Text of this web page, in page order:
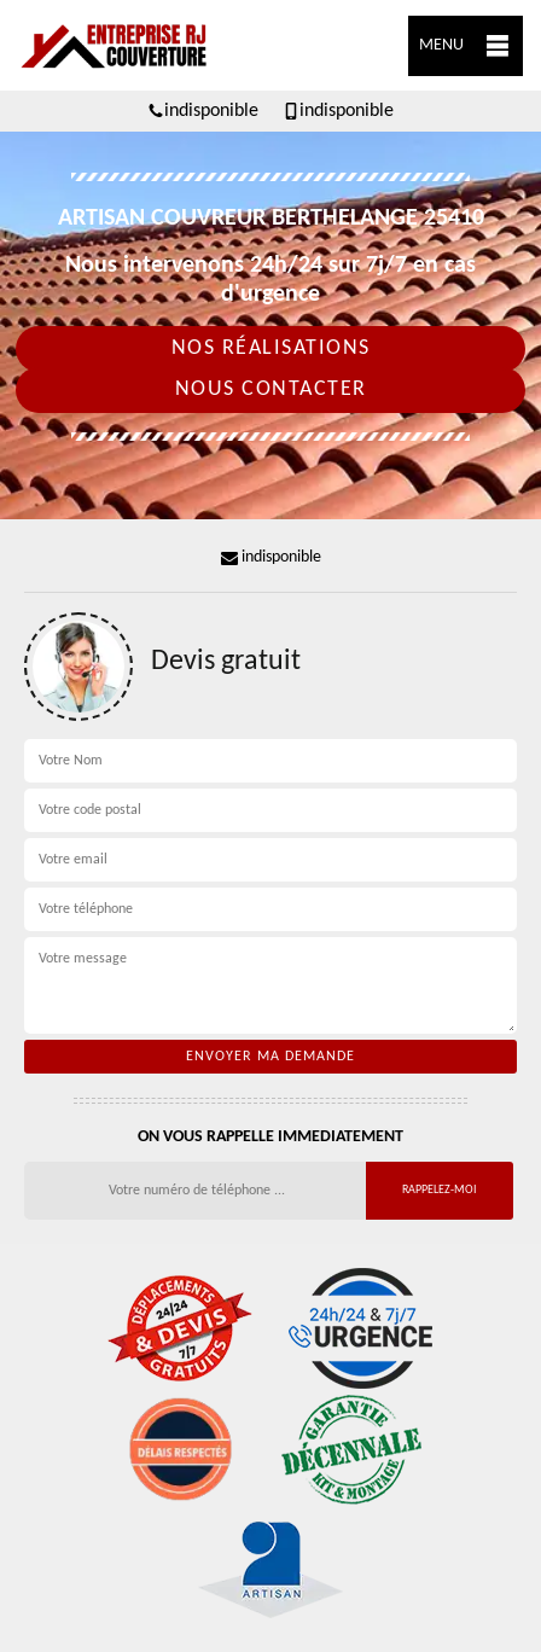
MENU
indisponible indisponible
ARTISAN COUVREUR BERTHELANGE 25410
Nous intervenons 24h/24 sur 7j/7 en cas
d'urgence
NOS RÉALISATIONS
NOUS CONTACTER
indisponible
Devis gratuit
ON VOUS RAPPELLE IMMEDIATEMENT